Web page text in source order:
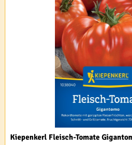
Kiepenkerl Fleisch-Tomate